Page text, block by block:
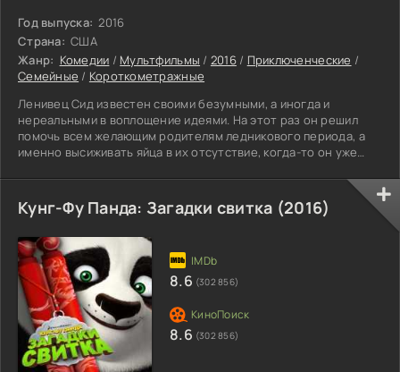
Год выпуска: 2016
Страна: США
Жанр: Комедии / Мультфильмы / 2016/ Приключенческие /
Семейные / Короткометражные
Ленивец Сид известен своими безумными, а иногда и
нереальными в воплощение идеями. На этот раз он решил
помочь всем желающим родителям ледникового периода, а
именно высиживать яйца в их отсутствие, когда-то он уже
Своё предприятие Сид назвал «Яичные ясли». Поначалу
друзья ленивца мамонт по имени Мэнни и вечно угрюмый
саблезубый тигр Диего посчитали эту идею глупой, ведь вряд
родившееся
Кунг-Фу Панда: Загадки свитка (2016)
8.6 (302 856)
8.6 (302 856)